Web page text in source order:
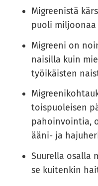
Migreenistä
puoli miljoonaa
Migreeni on
naisilla kuin
työikäisten
toispuoleisen
pahoinvointia,
ääni- ja
Suurella osalla
se kuitenkin